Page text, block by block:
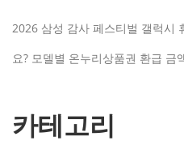
2026 삼성 감사 페스티벌 갤럭시
요? 모델별 온누리상품권 환급 금
카테고리